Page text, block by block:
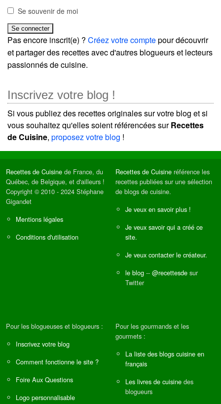
Se souvenir de moi
Pas encore inscrit(e) ? Créez votre comptepour découvrir
et partager des recettes avec d'autres blogueurs et lecteurs
passionnés de cuisine.
Inscrivez votre blog !
Si vous publiez des recettes originales sur votre blog et si
vous souhaitez qu'elles soient référencées surRecettes
de Cuisine, proposez votre blog !
Recettes de Cuisine de France, du
Québec, de Belgique, et d'ailleurs !
Copyright © 2010 - 2024 Stéphane
Gigandet
Mentions légales
Conditions d'utilisation
Recettes de Cuisine référence les
recettes publiées sur une sélection
de blogs de cuisine.
Je veux en savoir plus !
Je veux savoir qui a créé ce
site.
Je veux contacter le créateur.
le blog -- @recettesde sur
Twitter
Pour les blogueuses et blogueurs :
Inscrivez votre blog
Comment fonctionne le site ?
Foire Aux Questions
Logo personnalisable
Pour les gourmands et les
gourmets :
La liste des blogs cuisine en
français
Les livres de cuisine des
blogueurs